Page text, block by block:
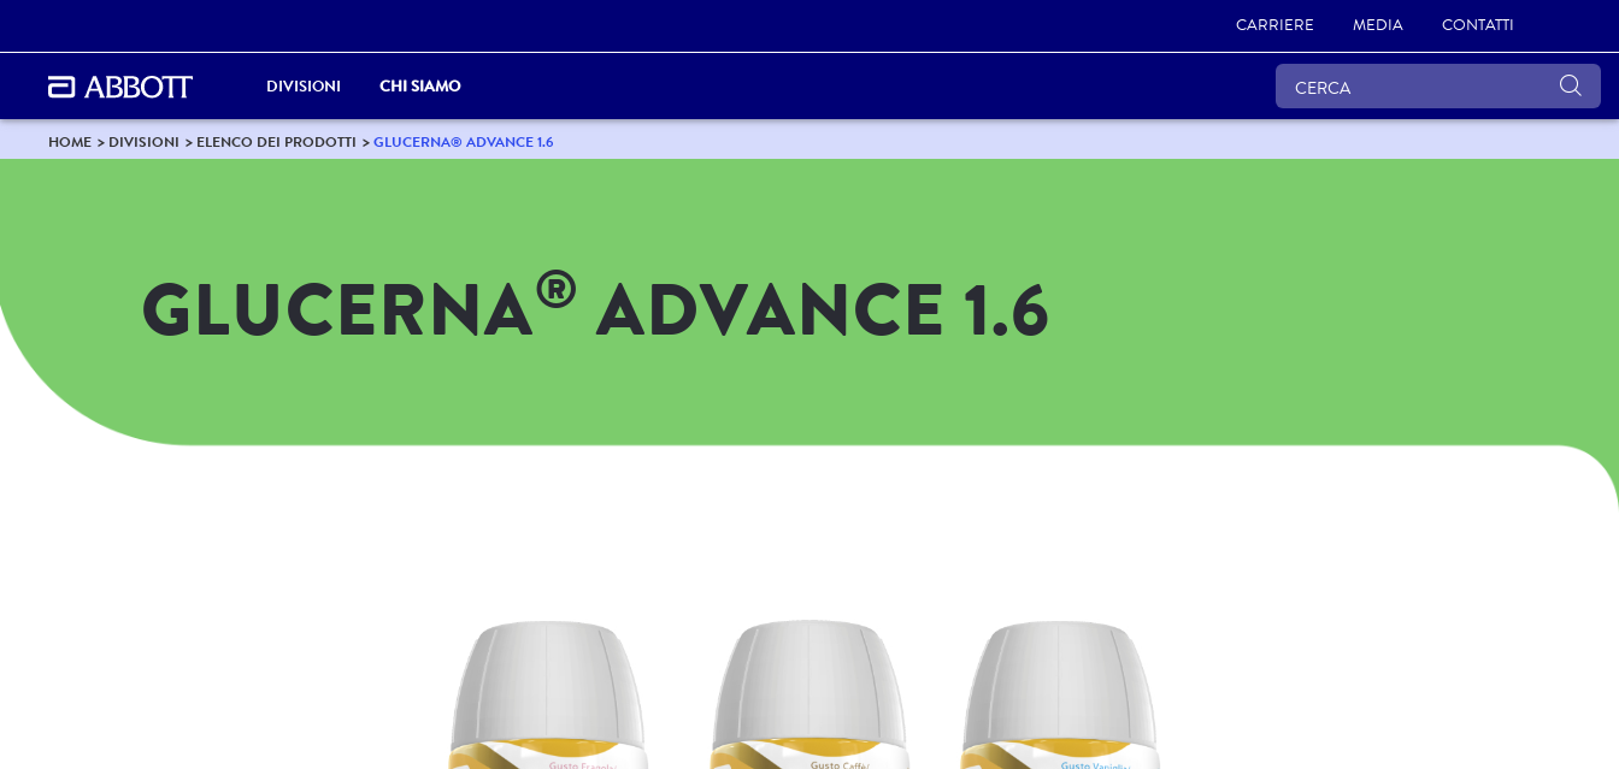
CARRIERE MEDIA CONTATTI
DIVISIONI CHI SIAMO
HOME DIVISIONI ELENCO DEI PRODOTTI GLUCERNA® ADVANCE 1.6
GLUCERNA® ADVANCE 1.6